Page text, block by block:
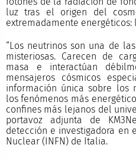
luz tras el origen del
extremadamente energéticos:
“Los neutrinos son una de
misteriosas. Carecen de
masa e interactúan
mensajeros cósmicos
información única sobre los
los fenómenos más
confines más lejanos del
portavoz adjunta de
detección e investigadora en
Nuclear (INFN) de Italia.